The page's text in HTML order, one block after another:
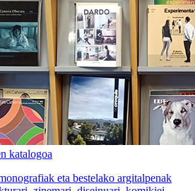
katalogoa
eta bestelako argitalpenak